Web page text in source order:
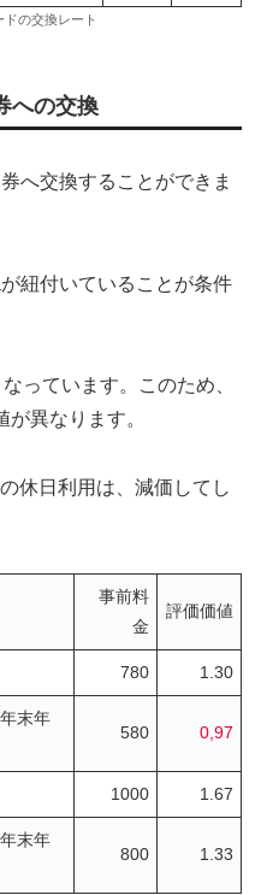
の交換レート
への交換
へ交換することができま
紐付いていることが条件
なっています。このため、
異なります。
休日利用は、減価してし
事前料
金
評価価値
780 1.30
末年
580 0,97
1000 1.67
末年
800 1.33